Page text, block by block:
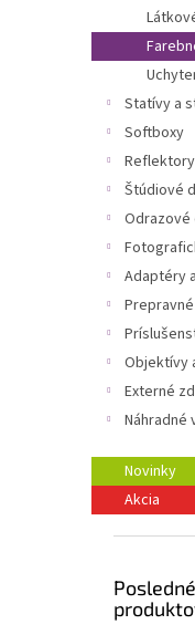
Statívy a
Softboxy
Reflektory
Štúdiové
Odrazové
Adaptéry
Objektívy
Externé
Náhradné
Novinky
Akcia